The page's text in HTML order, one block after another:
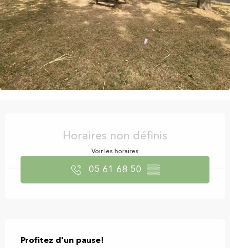
Horaires non définis
Voir les horaires
05 61 68 50 ▒▒
Profitez d'un pause!